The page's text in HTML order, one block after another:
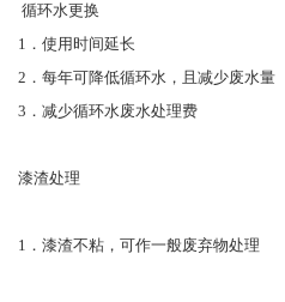
循环水更换
1．使用时间延长
2．每年可降低循环水，且减少废水量
3．减少循环水废水处理费
漆渣处理
1．漆渣不粘，可作一般废弃物处理